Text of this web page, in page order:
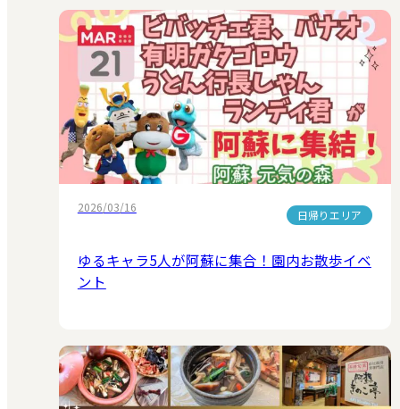
2026/03/16
日帰りエリア
ゆるキャラ5人が阿蘇に集合！園内お散歩イベ
ント